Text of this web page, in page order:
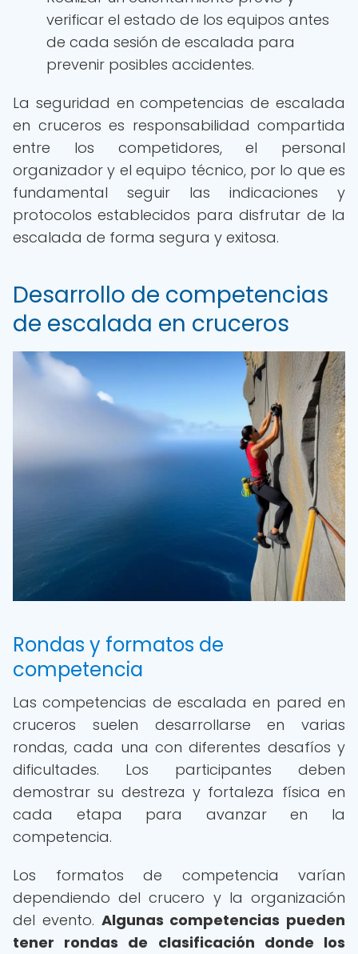
verificar el estado de los equipos antes
de cada sesión de escalada para
prevenir posibles accidentes.
La seguridad en competencias de escalada
en cruceros es responsabilidad compartida
entre los competidores, el personal
organizador y el equipo técnico, por lo que es
fundamental seguir las indicaciones y
protocolos establecidos para disfrutar de la
escalada de forma segura y exitosa.
Desarrollo de competencias
de escalada en cruceros
Rondas y formatos de
competencia
Las competencias de escalada en pared en
cruceros suelen desarrollarse en varias
rondas, cada una con diferentes desafíos y
dificultades. Los participantes deben
demostrar su destreza y fortaleza física en
cada etapa para avanzar en la
competencia.
Los formatos de competencia varían
dependiendo del crucero y la organización
del evento. Algunas competencias pueden
tener rondas de clasificación donde los